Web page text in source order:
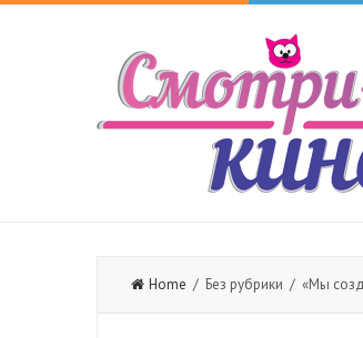
Home / Без рубрики / «Мы